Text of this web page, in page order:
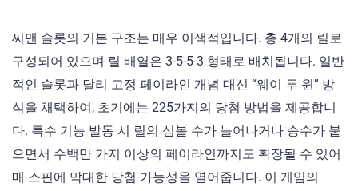
씨맨 슬롯의 기본 구조는 매우 이색적입니다. 총 4개의 릴로
구성되어 있으며 릴 배열은 3-5-5-3 형태로 배치됩니다. 일반
적인 슬롯과 달리 고정 페이라인 개념 대신 “웨이 투 윈” 방
식을 채택하여, 초기에는 225가지의 당첨 방법을 제공합니
다. 특수 기능 발동 시 릴의 심볼 수가 늘어나거나 승수가 붙
으면서 수백만 가지 이상의 페이라인까지도 확장될 수 있어
매 스핀에 막대한 당첨 가능성을 열어줍니다. 이 게임의